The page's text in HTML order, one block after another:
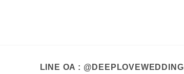
LINE OA : @DEEPLOVEWEDDING